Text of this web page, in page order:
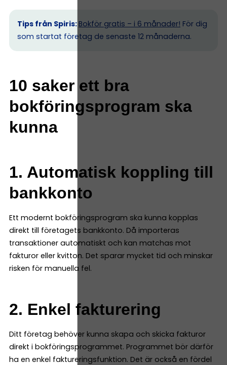
Tips från Spiris: Bokför gratis – i 6 månader! För dig
som startat företag de senaste 12 månaderna.
10 saker ett bra
bokföringsprogram ska
kunna
1. Automatisk koppling till
bankkonto
Ett modernt bokföringsprogram ska kunna kopplas
direkt till företagets bankkonto. Då importeras
transaktioner automatiskt och kan matchas mot
fakturor eller kvitton. Det sparar mycket tid och minskar
risken för manuella fel.
2. Enkel fakturering
Ditt företag behöver kunna skapa och skicka fakturor
direkt i bokföringsprogrammet. Programmet bör därför
ha en enkel faktureringsfunktion. Det är också en fördel